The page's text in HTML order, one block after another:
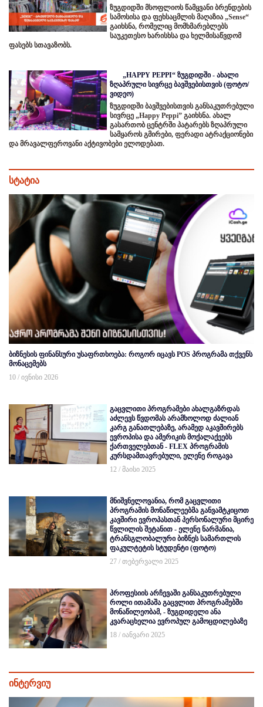
ზუგდიდში მსოფლიოს წამყვანი ბრენდების
სამოსისა და ფეხსაცმლის მაღაზია „Sense“
გაიხსნა, რომელიც მომხმარებლებს
საუკეთესო ხარისხსა და ხელმისაწვდომ
ფასებს სთავაზობს.
„HAPPY PEPPI“ ზუგდიდში - ახალი
ზღაპრული სივრცე ბავშვებისთვის (ფოტო/
ვიდეო)
ზუგდიდში ბავშვებისთვის განსაკუთრებული
სივრცე „Happy Peppi” გაიხსნა. ახალ
გასართობ ცენტრში პატარებს ზღაპრული
სამყაროს გმირები, ფერადი ატრაქციონები
და მრავალფეროვანი აქტივობები ელოდებათ.
სტატია
ბიზნესის ფინანსური უსაფრთხოება: როგორ იცავს POS პროგრამა თქვენს
მონაცემებს
10 / ივნისი 2026
გაცვლითი პროგრამები ახალგაზრდას
აძლევს წვდომას არამხოლოდ ძალიან
კარგ განათლებაზე, არამედ აკავშირებს
ევროპისა და ამერიკის მოქალაქეებს
ქართველებთან - FLEX პროგრამის
კურსდამთავრებული, ელენე როგავა
12 / მაისი 2025
მნიშვნელოვანია, რომ გაცვლითი
პროგრამის მონაწილეებმა განვამტკიცოთ
კავშირი ევროპასთან პერსონალური მცირე
წვლილის შეტანით - ელენე ნარმანია,
ტრანსგლობალური ბიზნეს სამართლის
ფაკულტეტის სტუდენტი (ფოტო)
27 / თებერვალი 2025
პროფესიის არჩევაში განსაკუთრებული
როლი ითამაშა გაცვლით პროგრამებში
მონაწილეობამ, - ზუგდიდელი ანა
კვარაცხელია ევროპულ გამოცდილებაზე
18 / იანვარი 2025
ინტერვიუ